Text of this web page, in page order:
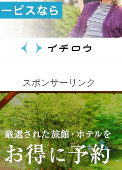
スポンサーリンク